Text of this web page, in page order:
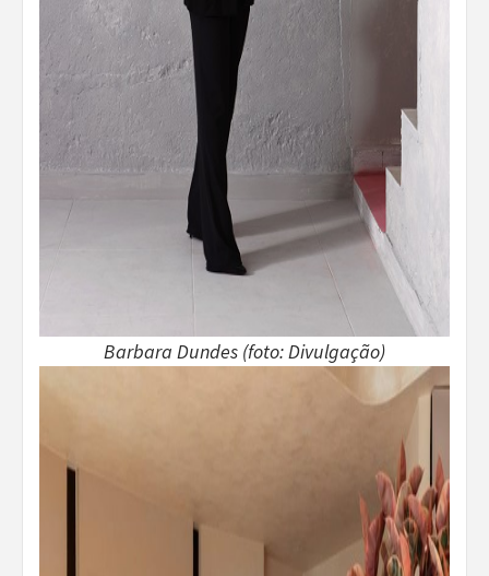
Barbara Dundes (foto: Divulgação)